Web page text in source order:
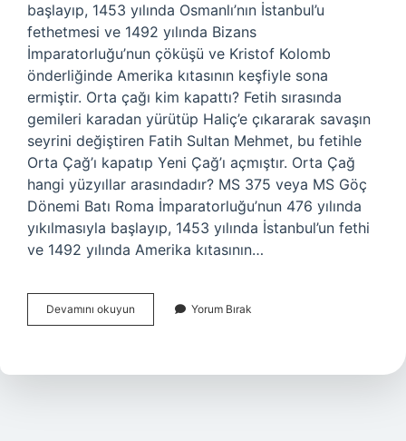
başlayıp, 1453 yılında Osmanlı’nın İstanbul’u
fethetmesi ve 1492 yılında Bizans
İmparatorluğu’nun çöküşü ve Kristof Kolomb
önderliğinde Amerika kıtasının keşfiyle sona
ermiştir. Orta çağı kim kapattı? Fetih sırasında
gemileri karadan yürütüp Haliç’e çıkararak savaşın
seyrini değiştiren Fatih Sultan Mehmet, bu fetihle
Orta Çağ’ı kapatıp Yeni Çağ’ı açmıştır. Orta Çağ
hangi yüzyıllar arasındadır? MS 375 veya MS Göç
Dönemi Batı Roma İmparatorluğu’nun 476 yılında
yıkılmasıyla başlayıp, 1453 yılında İstanbul’un fethi
ve 1492 yılında Amerika kıtasının…
Devamını okuyun
Çağ
Başladı
Yorum Bırak